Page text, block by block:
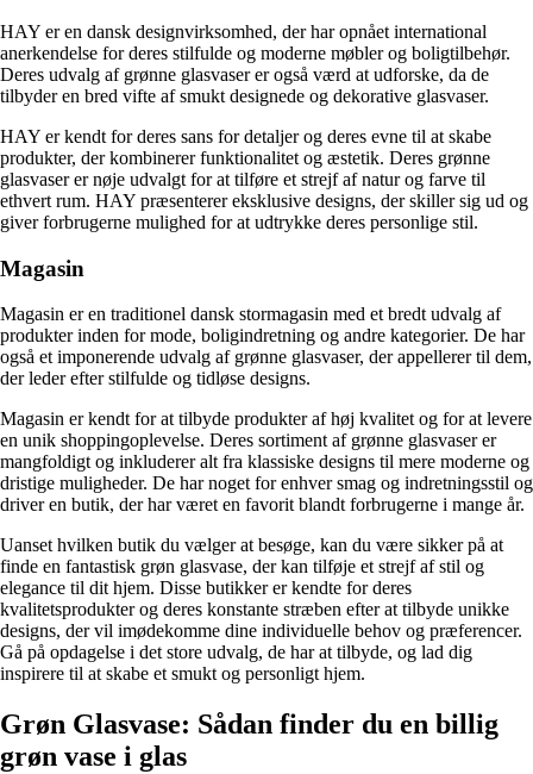
HAY er en dansk designvirksomhed, der har opnået international
anerkendelse for deres stilfulde og moderne møbler og boligtilbehør.
Deres udvalg af grønne glasvaser er også værd at udforske, da de
tilbyder en bred vifte af smukt designede og dekorative glasvaser.
HAY er kendt for deres sans for detaljer og deres evne til at skabe
produkter, der kombinerer funktionalitet og æstetik. Deres grønne
glasvaser er nøje udvalgt for at tilføre et strejf af natur og farve til
ethvert rum. HAY præsenterer eksklusive designs, der skiller sig ud og
giver forbrugerne mulighed for at udtrykke deres personlige stil.
Magasin
Magasin er en traditionel dansk stormagasin med et bredt udvalg af
produkter inden for mode, boligindretning og andre kategorier. De har
også et imponerende udvalg af grønne glasvaser, der appellerer til dem,
der leder efter stilfulde og tidløse designs.
Magasin er kendt for at tilbyde produkter af høj kvalitet og for at levere
en unik shoppingoplevelse. Deres sortiment af grønne glasvaser er
mangfoldigt og inkluderer alt fra klassiske designs til mere moderne og
dristige muligheder. De har noget for enhver smag og indretningsstil og
driver en butik, der har været en favorit blandt forbrugerne i mange år.
Uanset hvilken butik du vælger at besøge, kan du være sikker på at
finde en fantastisk grøn glasvase, der kan tilføje et strejf af stil og
elegance til dit hjem. Disse butikker er kendte for deres
kvalitetsprodukter og deres konstante stræben efter at tilbyde unikke
designs, der vil imødekomme dine individuelle behov og præferencer.
Gå på opdagelse i det store udvalg, de har at tilbyde, og lad dig
inspirere til at skabe et smukt og personligt hjem.
Grøn Glasvase: Sådan finder du en billig
grøn vase i glas